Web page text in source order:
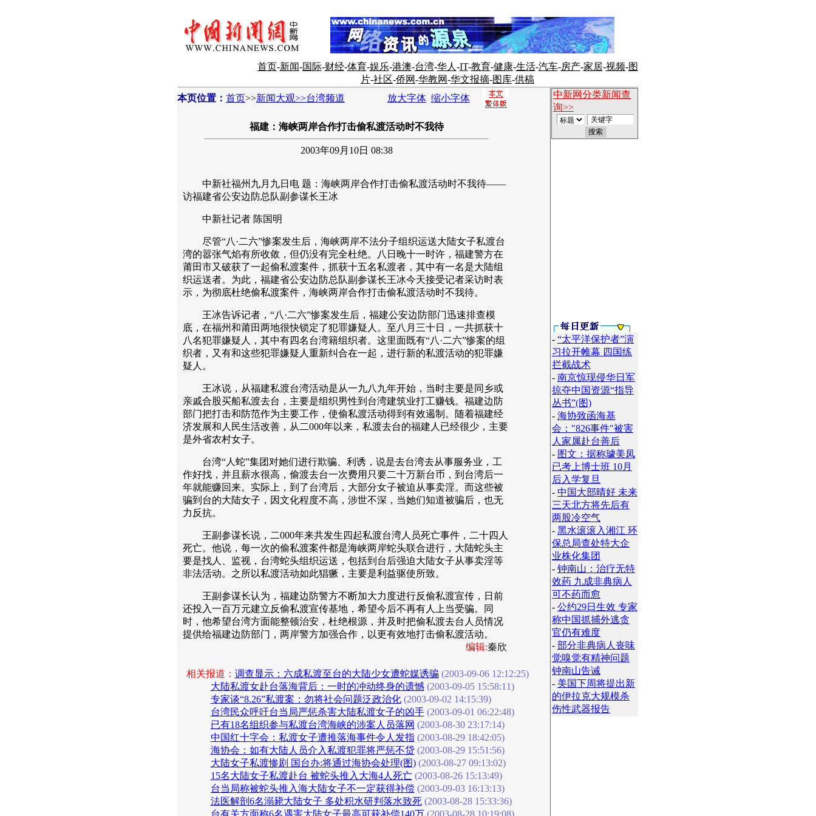
首页-新闻-国际-财经-体育-娱乐-港澳-台湾-华人 -IT-教育-健康-生活-汽车-房产-家居-视频-图
片-社区-侨网-华教网-华文报摘-图库-供稿
本页位置： 首页>>新闻大观>>台湾频道 放大字体 缩小字体
福建：海峡两岸合作打击偷私渡活动时不我待
2003年09月10日 08:38
中新社福州九月九日电 题：海峡两岸合作打击偷私渡活动时不我待——
访福建省公安边防总队副参谋长王冰
中新社记者 陈国明
尽管“八·二六”惨案发生后，海峡两岸不法分子组织运送大陆女子私渡台
湾的嚣张气焰有所收敛，但仍没有完全杜绝。八日晚十一时许，福建警方在
莆田市又破获了一起偷私渡案件，抓获十五名私渡者，其中有一名是大陆组
织运送者。为此，福建省公安边防总队副参谋长王冰今天接受记者采访时表
示，为彻底杜绝偷私渡案件，海峡两岸合作打击偷私渡活动时不我待。
王冰告诉记者，“八·二六”惨案发生后，福建公安边防部门迅速排查模
底，在福州和莆田两地很快锁定了犯罪嫌疑人。至八月三十日，一共抓获十
八名犯罪嫌疑人，其中有四名台湾籍组织者。这里面既有“八·二六”惨案的组
织者，又有和这些犯罪嫌疑人重新纠合在一起，进行新的私渡活动的犯罪嫌
疑人。
王冰说，从福建私渡台湾活动是从一九八九年开始，当时主要是同乡或
亲戚合股买船私渡去台，主要是组织男性到台湾建筑业打工赚钱。福建边防
部门把打击和防范作为主要工作，使偷私渡活动得到有效遏制。随着福建经
济发展和人民生活改善，从二000年以来，私渡去台的福建人已经很少，主要
是外省农村女子。
台湾“人蛇”集团对她们进行欺骗、利诱，说是去台湾去从事服务业，工
作好找，并且薪水很高，偷渡去台一次费用只要二十万新台币，到台湾后一
年就能赚回来。实际上，到了台湾后，大部分女子被迫从事卖淫。而这些被
骗到台的大陆女子，因文化程度不高，涉世不深，当她们知道被骗后，也无
力反抗。
王副参谋长说，二000年来共发生四起私渡台湾人员死亡事件，二十四人
死亡。他说，每一次的偷私渡案件都是海峡两岸蛇头联合进行，大陆蛇头主
要是找人、监视，台湾蛇头组织运送，包括到台后强迫大陆女子从事卖淫等
非法活动。之所以私渡活动如此猖獗，主要是利益驱使所致。
王副参谋长认为，福建边防警方不断加大力度进行反偷私渡宣传，日前
还投入一百万元建立反偷私渡宣传基地，希望今后不再有人上当受骗。同
时，他希望台湾方面能整顿治安，杜绝根源，并及时把偷私渡去台人员情况
提供给福建边防部门，两岸警方加强合作，以更有效地打击偷私渡活动。
编辑:秦欣
相关报道： 调查显示：六成私渡至台的大陆少女遭蛇媒诱骗 (2003-09-06 12:12:25)
大陆私渡女赴台落海背后：一时的冲动终身的遗憾(2003-09-05 15:58:11)
专家谈“8.26”私渡案：勿将社会问题泛政治化(2003-09-02 14:15:39)
台湾民众呼吁台当局严惩杀害大陆私渡女子的凶手(2003-09-01 06:22:48)
已有18名组织参与私渡台湾海峡的涉案人员落网 (2003-08-30 23:17:14)
中国红十字会：私渡女子遭推落海事件令人发指(2003-08-29 18:42:05)
海协会：如有大陆人员介入私渡犯罪将严惩不贷(2003-08-29 15:51:56)
大陆女子私渡惨剧 国台办:将通过海协会处理(图)(2003-08-27 09:13:02)
15名大陆女子私渡赴台 被蛇头推入大海4人死亡(2003-08-26 15:13:49)
台当局称被蛇头推入海大陆女子不一定获得补偿(2003-09-03 16:13:13)
法医解剖6名溺毙大陆女子 多处积水研判落水致死(2003-08-28 15:33:36)
台有关方面称6名遇害大陆女子最高可获补偿140万(2003-08-28 10:19:08)
中新网分类新闻查
询>>
- “太平洋保护者”演
习拉开帷幕 四国练
拦截战术
- 南京惊现侵华日军
掠夺中国资源“指导
丛书”(图)
- 海协致函海基
会："826事件"被害
人家属赴台善后
- 图文：据称璩美凤
已考上博士班 10月
后入学复旦
- 中国大部晴好 未来
三天北方将先后有
两股冷空气
- 黑水滚滚入湘江 环
保总局查处特大企
业株化集团
- 钟南山：治疗无特
效药 九成非典病人
可不药而愈
- 公约29日生效 专家
称中国抓捕外逃贪
官仍有难度
- 部分非典病人丧味
觉嗅觉有精神问题
钟南山告诫
- 美国下周将提出新
的伊拉克大规模杀
伤性武器报告